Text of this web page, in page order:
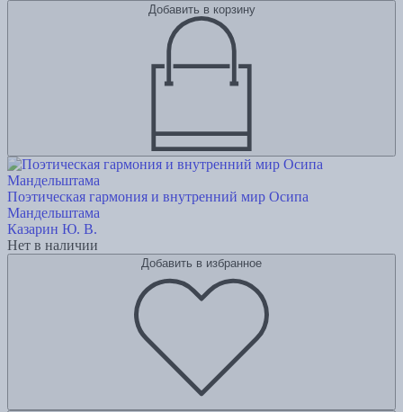
Добавить в корзину
Поэтическая гармония и внутренний мир Осипа
Мандельштама
Казарин Ю. В.
Нет в наличии
Добавить в избранное